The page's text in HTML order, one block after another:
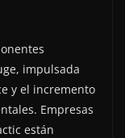
impulsada
y el incremento
Empresas
están